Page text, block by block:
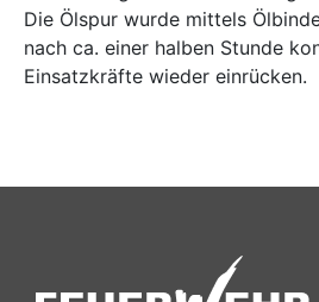
Die Ölspur wurde mittels
nach ca. einer halben Stunde
Einsatzkräfte wieder einrücken.